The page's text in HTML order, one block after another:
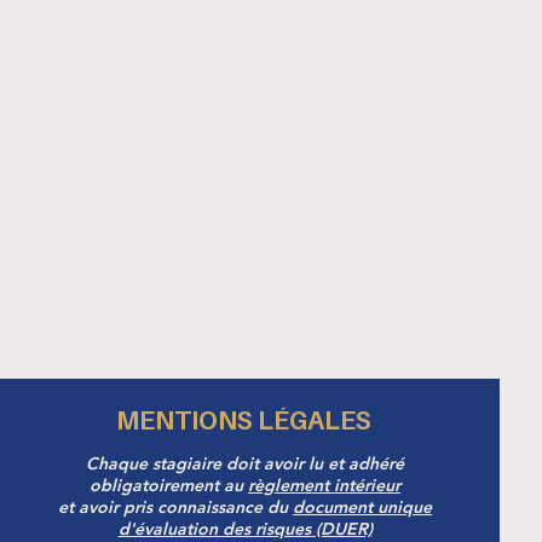
MENTIONS LÉGALES
Chaque stagiaire doit avoir lu et adhéré
obligatoirement au règlement intérieur
et avoir pris connaissance du document unique
d'évaluation des risques (DUER)